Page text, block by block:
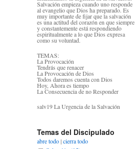
Salvación empieza cuando uno responde
al evangelio que Dios ha preparado. Es
muy importante de fijar que la salvación
es una actitud del corazón en que siempre
y constantemente está respondiendo
espiritualmente a lo que Dios expresa
como su voluntad.
TEMAS:
La Provocación
Tendrás que renacer
La Provocación de Dios
Todos daremos cuenta con Dios
Hoy, Ahora es tiempo
La Consecuencia de no Responder
salv19 La Urgencia de la Salvación
Temas del Discipulado
abre todo|cierra todo